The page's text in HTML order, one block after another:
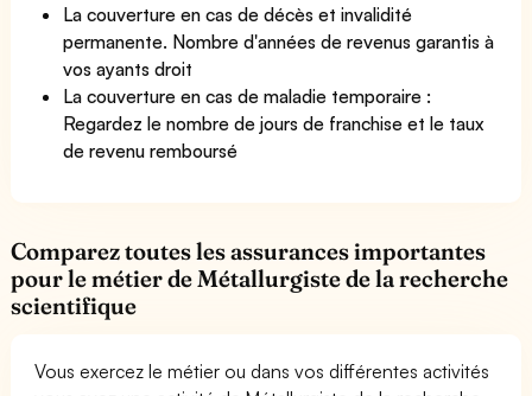
La couverture en cas de décès et invalidité
permanente. Nombre d'années de revenus garantis à
vos ayants droit
La couverture en cas de maladie temporaire :
Regardez le nombre de jours de franchise et le taux
de revenu remboursé
Comparez toutes les assurances importantes
pour le métier de Métallurgiste de la recherche
scientifique
Vous exercez le métier ou dans vos différentes activités